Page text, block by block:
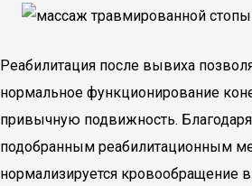
Реабилитация после вывиха
нормальное функционирование
привычную подвижность.
подобранным реабилитационным
нормализируется кровообращение